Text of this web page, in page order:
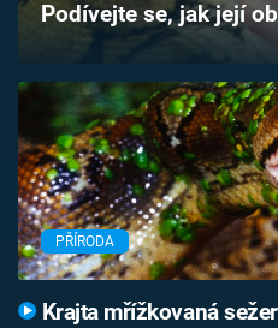
Sledujte nás
Podívejte se, jak její
PŘÍRODA
Krajta mřížkovaná